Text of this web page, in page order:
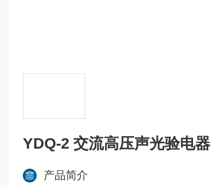
YDQ-2 交流高压声光验电器
产品简介